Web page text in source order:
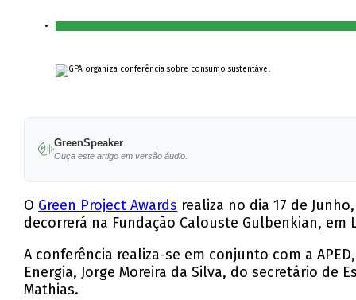
GreenSpeaker
Ouça este artigo em versão áudio.
O Green Project Awards realiza no dia 17 de
decorrerá na Fundação Calouste Gulbenkian, em
A conferência realiza-se em conjunto com a
Energia, Jorge Moreira da Silva, do secretário de
Mathias.